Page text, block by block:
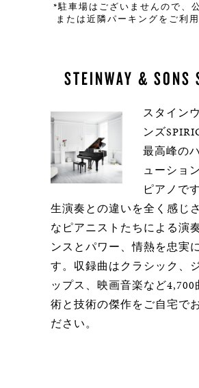
*駐車場はございませんので、
または近隣パーキングをご利用
STEINWAY & SONS
スタイン
ンズ
最高峰の
ューショ
ピアノです
生演奏との違いを全く感じ
なピアニストたちによる演
ンスとパワー、情熱を忠実
す。収録曲はクラシック、
ップス、映画音楽など4,700
術と技術の傑作をご自宅で
ださい。